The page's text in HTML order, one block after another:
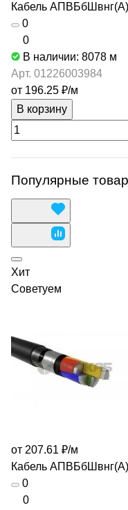
Кабель АПВБбШвнг(А)
0
0
В наличии: 8078 м
Арт. 01226003984
от 196.25 ₽/м
В корзину
Популярные
Хит
Советуем
от 207.61 ₽/м
Кабель
0
0